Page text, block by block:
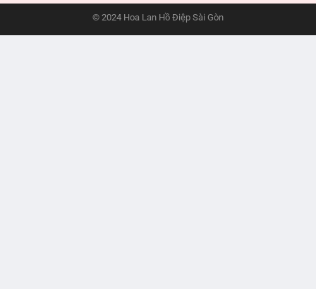
© 2024 Hoa Lan Hồ Điệp Sài Gòn